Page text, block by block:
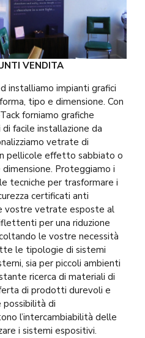
VENDITA
installiamo impianti grafici
tipo e dimensione. Con
forniamo grafiche
facile installazione da
vetrate di
pellicole effetto sabbiato o
Proteggiamo i
tecniche per trasformare i
certificati anti
vostre vetrate esposte al
per una riduzione
le vostre necessità
le tipologie di sistemi
sia per piccoli ambienti
ricerca di materiali di
di prodotti durevoli e
possibilità di
l’intercambiabilità delle
i sistemi espositivi.